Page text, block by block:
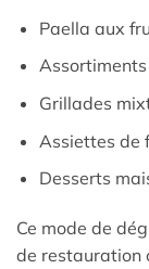
Paella aux
Grillades
Assiettes de
Desserts
Ce mode de
de restauration